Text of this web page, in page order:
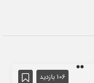
106 بازدید